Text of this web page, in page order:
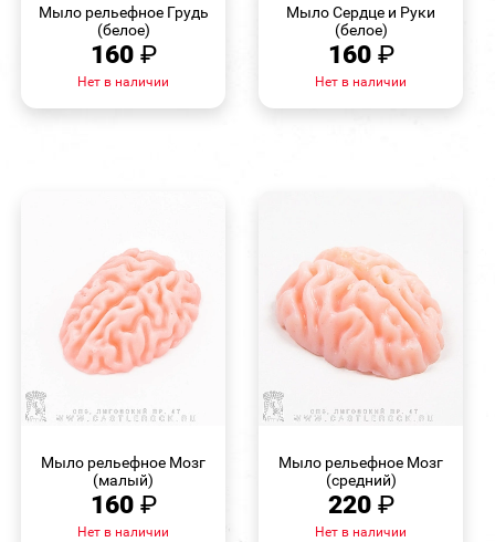
Мыло рельефное Грудь
(белое)
160 ₽
Нет в наличии
Мыло Сердце и Руки
(белое)
160 ₽
Нет в наличии
Мыло рельефное Мозг
(малый)
160 ₽
Нет в наличии
Мыло рельефное Мозг
(средний)
220 ₽
Нет в наличии